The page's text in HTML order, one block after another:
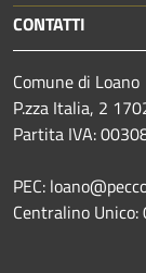
CONTATTI
Comune di Loano
P.zza Italia, 2
Partita IVA:
PEC:
Centralino